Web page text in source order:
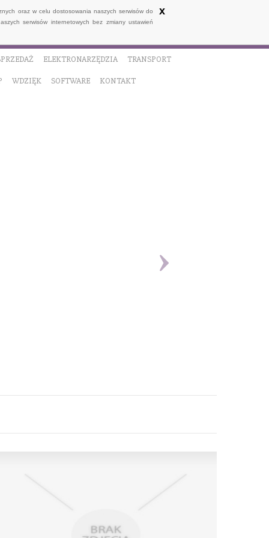
oraz w celu dostosowania naszych serwisów do
serwisów internetowych bez zmiany ustawień
x
ELEKTRONARZĘDZIA TRANSPORT
WDZIĘK SOFTWARE KONTAKT